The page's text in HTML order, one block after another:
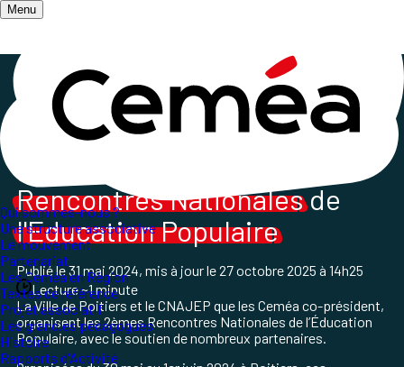
Menu
Qui sommes-nous ?
Une structure associative
Le mouvement
Partenariat
Les Ceméa en Région
Textes de référence
Projet associatif
Les grand.es pédagogues
Histoire
Rapports d'Activité
Accueil/ Qui sommes-nous ? / Le mouvement
Ceméa-RNEP
Rencontres Nationalesde
l'Education Populaire
Publié le31 mai 2024, mis à jour le27 octobre 2025 à 14h25
Lecture ~1 minute
La Ville de Poitiers et le CNAJEP que les Ceméa co-président,
organisent les 2èmes Rencontres Nationales de l’Éducation
Populaire, avec le soutien de nombreux partenaires.